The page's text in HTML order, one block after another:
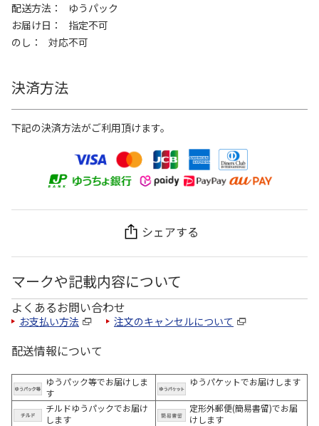
配送方法
ゆうパック
お届け日
指定不可
のし
対応不可
決済方法
下記の決済方法がご利用頂けます。
シェアする
マークや記載内容について
よくあるお問い合わせ
お支払い方法 注文のキャンセルについて
配送情報について
ゆうパック等でお届けしま
す
ゆうパケットでお届けします
チルドゆうパックでお届け
します
定形外郵便(簡易書留)でお届
けします